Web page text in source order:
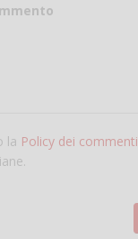
la Policy dei commenti